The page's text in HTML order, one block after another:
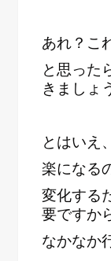
あれ？こ
と思った
きましょ
とはいえ
楽になる
変化する
要ですか
なかなか